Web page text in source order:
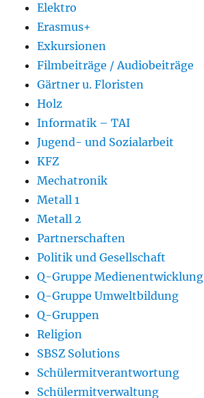
Elektro
Erasmus+
Exkursionen
Filmbeiträge / Audiobeiträge
Gärtner u. Floristen
Holz
Informatik – TAI
Jugend- und Sozialarbeit
KFZ
Mechatronik
Metall 1
Metall 2
Partnerschaften
Politik und Gesellschaft
Q-Gruppe Medienentwicklung
Q-Gruppe Umweltbildung
Q-Gruppen
Religion
SBSZ Solutions
Schülermitverantwortung
Schülermitverwaltung